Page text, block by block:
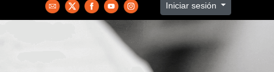
Iniciar sesión